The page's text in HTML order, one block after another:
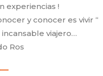
experiencias !
y conocer es vivir “
viajero…
Ros